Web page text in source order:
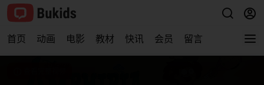
首页 动画 电影 教材 快讯 会员 留言